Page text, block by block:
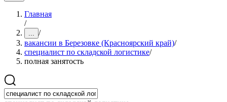
Главная
/
... /
вакансии в Березовке (Красноярский край)/
специалист по складской логистике/
полная занятость